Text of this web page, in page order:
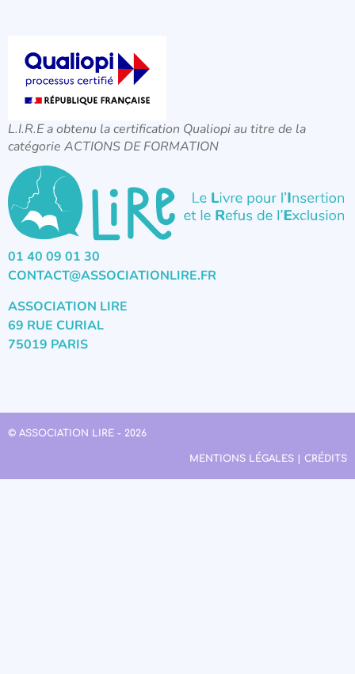
L.I.R.E a obtenu la certification Qualiopi au titre de la
catégorie ACTIONS DE FORMATION
01 40 09 01 30
CONTACT@ASSOCIATIONLIRE.FR
ASSOCIATION LIRE
69 RUE CURIAL
75019 PARIS
© ASSOCIATION LIRE - 2026
MENTIONS LÉGALES | CRÉDITS